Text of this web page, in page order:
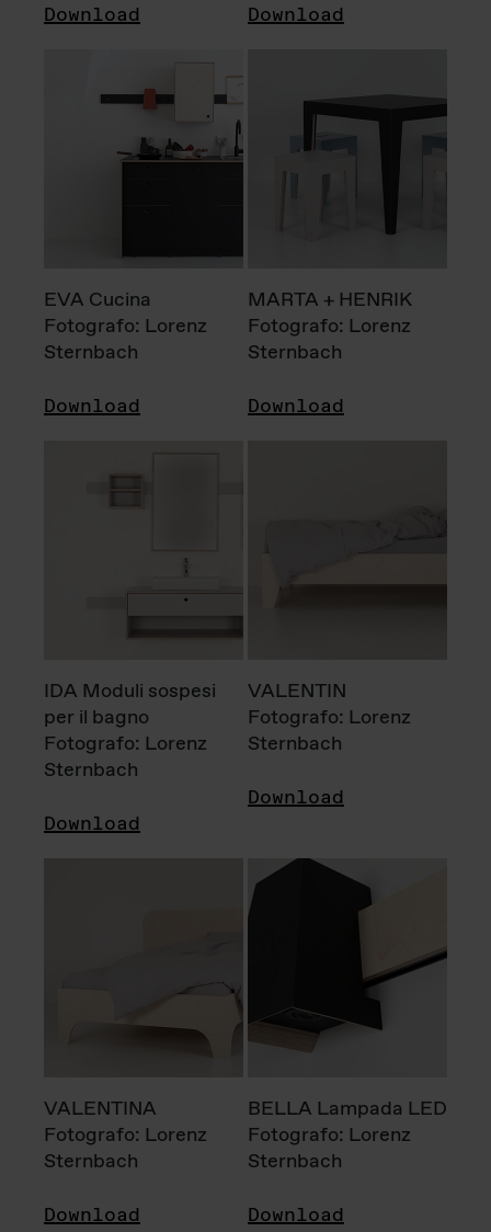
Download Download
EVA Cucina
Fotografo: Lorenz
Sternbach
Download
MARTA + HENRIK
Fotografo: Lorenz
Sternbach
Download
IDA Moduli sospesi
per il bagno
Fotografo: Lorenz
Sternbach
Download
VALENTIN
Fotografo: Lorenz
Sternbach
Download
VALENTINA
Fotografo: Lorenz
Sternbach
Download
BELLA Lampada LED
Fotografo: Lorenz
Sternbach
Download